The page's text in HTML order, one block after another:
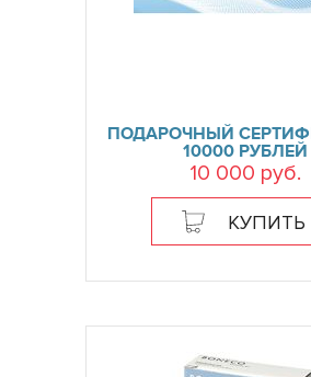
ПОДАРОЧНЫЙ
10000 РУБЛЕЙ
10 000 руб.
КУПИТЬ